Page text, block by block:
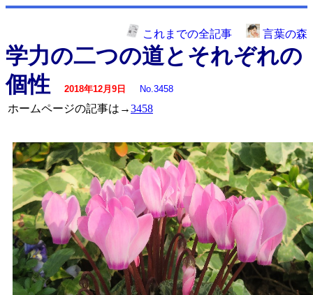
これまでの全記事 言葉の森
学力の二つの道とそれぞれの
個性
2018年12月9日 No.3458
ホームページの記事は→3458